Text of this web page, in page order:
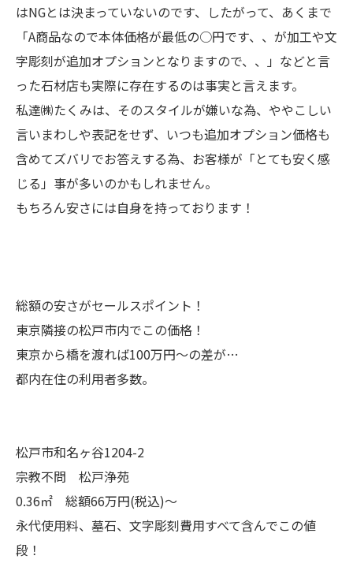
はNGとは決まっていないのです、したがって、あくまで
「A商品なので本体価格が最低の○円です、、が加工や文
字彫刻が追加オプションとなりますので、、」などと言
った石材店も実際に存在するのは事実と言えます。
私達㈱たくみは、そのスタイルが嫌いな為、ややこしい
言いまわしや表記をせず、いつも追加オプション価格も
含めてズバリでお答えする為、お客様が「とても安く感
じる」事が多いのかもしれません。
もちろん安さには自身を持っております！
総額の安さがセールスポイント！
東京隣接の松戸市内でこの価格！
東京から橋を渡れば100万円～の差が…
都内在住の利用者多数。
松戸市和名ヶ谷1204-2
宗教不問 松戸浄苑
0.36㎡ 総額66万円(税込)～
永代使用料、墓石、文字彫刻費用すべて含んでこの値
段！